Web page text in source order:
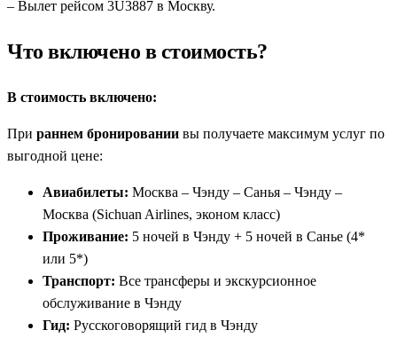
– Вылет рейсом 3U3887 в Москву.
Что включено в стоимость?
В стоимость включено:
При раннем бронировании вы получаете максимум услуг по
выгодной цене:
Авиабилеты: Москва – Чэнду – Санья – Чэнду –
Москва (Sichuan Airlines, эконом класс)
Проживание: 5 ночей в Чэнду + 5 ночей в Санье (4*
или 5*)
Транспорт: Все трансферы и экскурсионное
обслуживание в Чэнду
Гид: Русскоговорящий гид в Чэнду